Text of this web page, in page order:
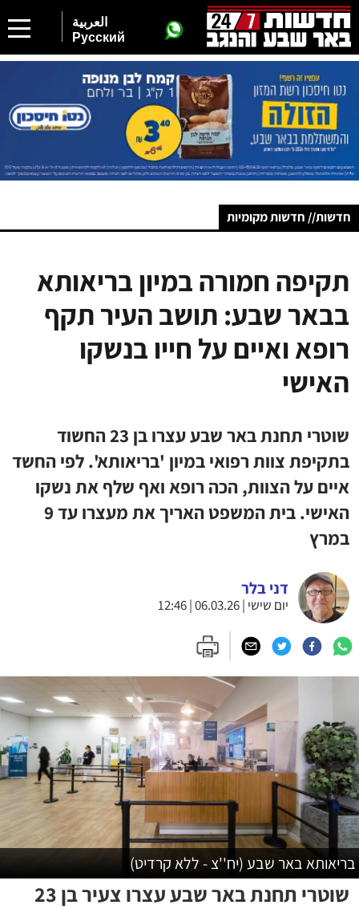
العربية
Русский
חדשות// חדשות מקומיות
תקיפה חמורה במיון בריאותא
בבאר שבע: תושב העיר תקף
רופא ואיים על חייו בנשקו
האישי
שוטרי תחנת באר שבע עצרו בן 23 החשוד
בתקיפת צוות רפואי במיון 'בריאותא'. לפי החשד
איים על הצוות, הכה רופא ואף שלף את נשקו
האישי. בית המשפט האריך את מעצרו עד 9
במרץ
דני בלר
יום שישי | 06.03.26 | 12:46
בריאותא באר שבע (יח''צ - ללא קרדיט)
שוטרי תחנת באר שבע עצרו צעיר בן 23